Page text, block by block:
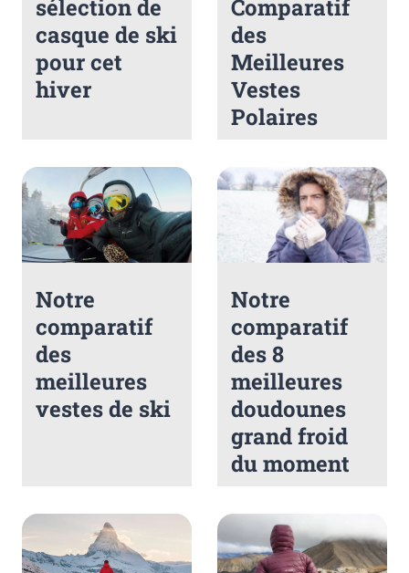
sélection de
casque de ski
pour cet
hiver
Comparatif
des
Meilleures
Vestes
Polaires
Notre
comparatif
des
meilleures
vestes de ski
Notre
comparatif
des 8
meilleures
doudounes
grand froid
du moment